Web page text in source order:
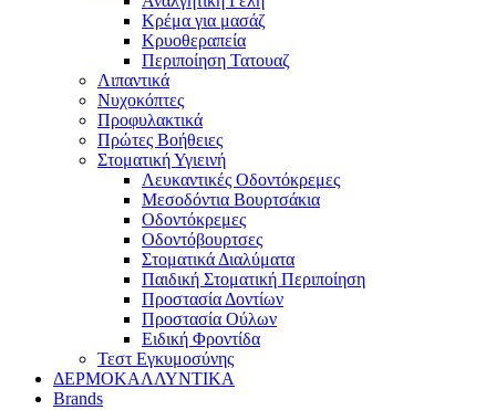
Κρέμα για μασάζ
Κρυοθεραπεία
Περιποίηση Τατουαζ
Λιπαντικά
Νυχοκόπτες
Προφυλακτικά
Πρώτες Βοήθειες
Στοματική Υγιεινή
Λευκαντικές Οδοντόκρεμες
Μεσοδόντια Βουρτσάκια
Οδοντόκρεμες
Οδοντόβουρτσες
Στοματικά Διαλύματα
Παιδική Στοματική Περιποίηση
Προστασία Δοντίων
Προστασία Ούλων
Ειδική Φροντίδα
Τεστ Εγκυμοσύνης
ΔΕΡΜΟΚΑΛΛΥΝΤΙΚΑ
Brands